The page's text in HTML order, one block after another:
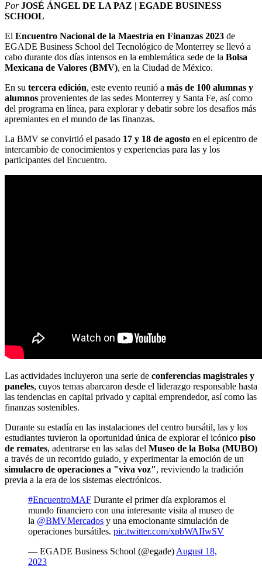
PorJOSÉ ÁNGEL DE LA PAZ | EGADE BUSINESS
SCHOOL
El Encuentro Nacional de la Maestría en Finanzas 2023 de
EGADE Business School del Tecnológico de Monterrey se llevó a
cabo durante dos días intensos en la emblemática sede de la Bolsa
Mexicana de Valores (BMV), en la Ciudad de México.
En su tercera edición, este evento reunió a más de 100 alumnas y
alumnos provenientes de las sedes Monterrey y Santa Fe, así como
del programa en línea, para explorar y debatir sobre los desafíos más
apremiantes en el mundo de las finanzas.
La BMV se convirtió el pasado 17 y 18 de agosto en el epicentro de
intercambio de conocimientos y experiencias para las y los
participantes del Encuentro.
Las actividades incluyeron una serie de conferencias magistrales y
paneles, cuyos temas abarcaron desde el liderazgo responsable hasta
las tendencias en capital privado y capital emprendedor, así como las
finanzas sostenibles.
Durante su estadía en las instalaciones del centro bursátil, las y los
estudiantes tuvieron la oportunidad única de explorar el icónico piso
de remates, adentrarse en las salas del Museo de la Bolsa (MUBO)
a través de un recorrido guiado, y experimentar la emoción de un
simulacro de operaciones a "viva voz", reviviendo la tradición
previa a la era de los sistemas electrónicos.
#EncuentroMAF Durante el primer día exploramos el
mundo financiero con una interesante visita al museo de
la @BMVMercados y una emocionante simulación de
operaciones bursátiles. pic.twitter.com/xpbWAIIwSV
— EGADE Business School (@egade)August 18,
2023